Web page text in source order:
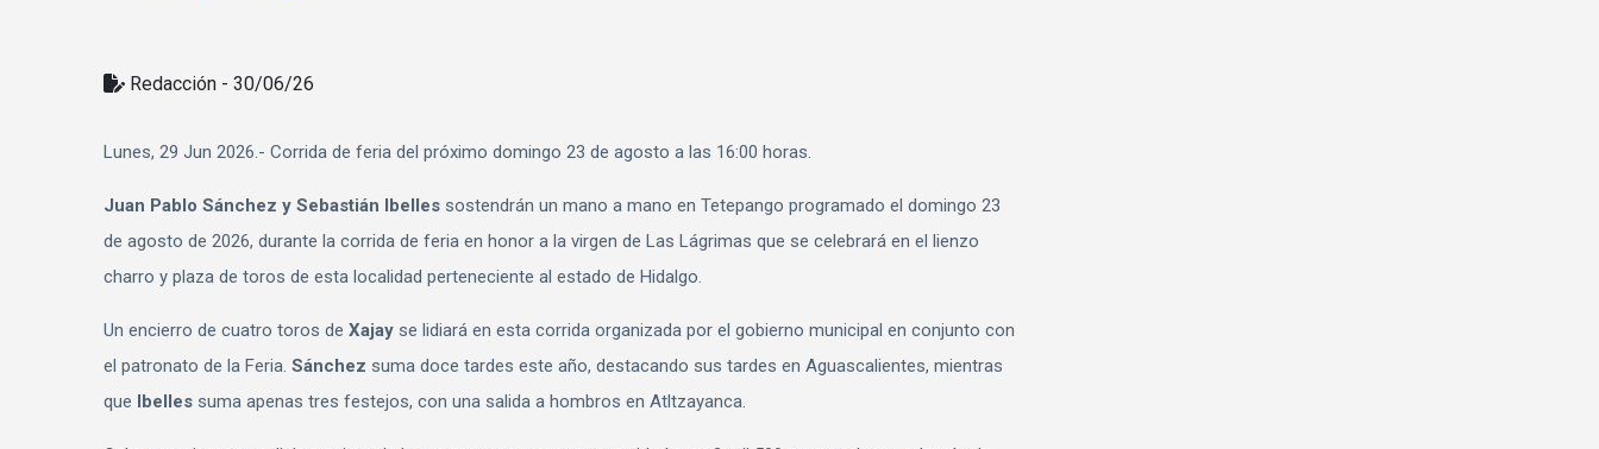
Redacción - 30/06/26
Lunes, 29 Jun 2026.- Corrida de feria del próximo domingo 23 de agosto a las 16:00 horas.
Juan Pablo Sánchez y Sebastián Ibelles sostendrán un mano a mano en Tetepango programado el domingo 23
de agosto de 2026, durante la corrida de feria en honor a la virgen de Las Lágrimas que se celebrará en el lienzo
charro y plaza de toros de esta localidad perteneciente al estado de Hidalgo.
Un encierro de cuatro toros de Xajay se lidiará en esta corrida organizada por el gobierno municipal en conjunto con
el patronato de la Feria. Sánchez suma doce tardes este año, destacando sus tardes en Aguascalientes, mientras
que Ibelles suma apenas tres festejos, con una salida a hombros en Atltzayanca.